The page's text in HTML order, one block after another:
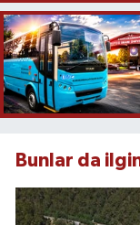
Bunlar da